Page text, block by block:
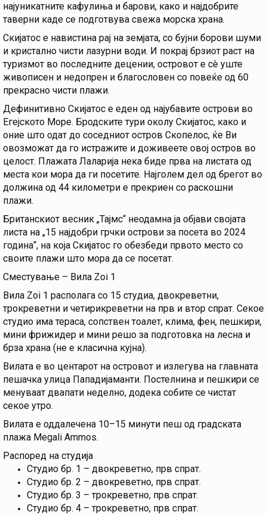
најуникатните кафулиња и барови, како и најдобрите
таверни каде се подготвува свежа морска храна.
Скијатос е навистина рај на земјата, со бујни борови шуми
и кристално чисти лазурни води. И покрај брзиот раст на
туризмот во последните децении, островот е сè уште
живописен и недопрен и благословен со повеќе од 60
прекрасно чисти плажи.
Дефинитивно Скијатос е еден од најубавите острови во
Егејското Море. Бродските тури околу Скијатос, како и
оние што одат до соседниот остров Скопелос, ќе Ви
овозможат да го истражите и доживеете овој остров во
целост. Плажата Лаларија нека биде прва на листата од
места кои мора да ги посетите. Најголем дел од брегот во
должина од 44 километри е прекриен со раскошни
плажи.
Британскиот весник „Тајмс“ неодамна ја објави својата
листа на „15 најдобри грчки острови за посета во 2024
година“, на која Скијатос го обезбеди првото место со
своите плажи што мора да се посетат.
Сместување – Вила Zoi 1
Вила Zoi 1 располага со 15 студиа, двокреветни,
трокреветни и четирикреветни на прв и втор спрат. Секое
студио има тераса, сопствен тоалет, клима, фен, пешкири,
мини фрижидер и мини решо за подготовка на лесна и
брза храна (не е класична кујна).
Вилата е во центарот на островот и излегува на главната
пешачка улица Пападијаманти. Постелнина и пешкири се
менуваат двапати неделно, додека собите се чистат
секое утро.
Вилата е оддалечена 10–15 минути пеш од градската
плажа Megali Ammos.
Распоред на студија
Студио бр. 1 – двокреветно, прв спрат.
Студио бр. 2 – двокреветно, прв спрат.
Студио бр. 3 – трокреветно, прв спрат.
Студио бр. 4 – трокреветно, прв спрат.